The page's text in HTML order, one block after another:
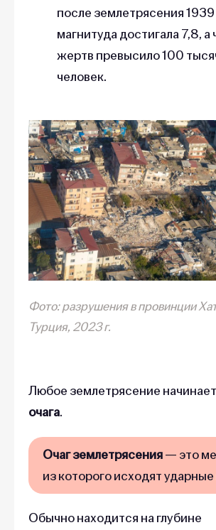
после землетрясения 1939
магнитуда достигала 7,8, а
жертв превысило 100
человек.
Фото: разрушения в провинции
Турция, 2023 г.
Любое землетрясение
очага.
Очаг землетрясения— это
из которого исходят
Обычно находится на глубине